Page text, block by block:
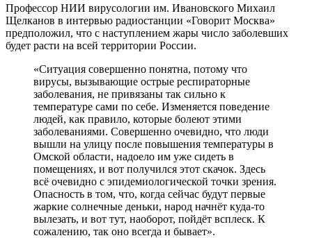
Профессор НИИ вирусологии им. Ивановского Михаил
Щелканов в интервью радиостанции «Говорит Москва»
предположил, что с наступлением жары число заболевших
будет расти на всей территории России.
«Ситуация совершенно понятна, потому что
вирусы, вызывающие острые респираторные
заболевания, не привязаны так сильно к
температуре сами по себе. Изменяется поведение
людей, как правило, которые болеют этими
заболеваниями. Совершенно очевидно, что люди
вышли на улицу после повышения температуры в
Омской области, надоело им уже сидеть в
помещениях, и вот получился этот скачок. Здесь
всё очевидно с эпидемиологической точки зрения.
Опасность в том, что, когда сейчас будут первые
жаркие солнечные деньки, народ начнёт куда-то
вылезать, и вот тут, наоборот, пойдёт всплеск. К
сожалению, так оно всегда и бывает».